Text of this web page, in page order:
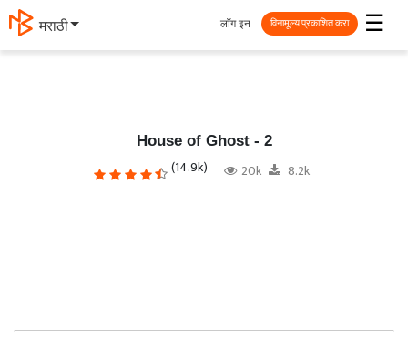
मराठी ☰
लॉग इन विनामूल्य प्रकाशित करा
House of Ghost - 2
(14.9k) 20k 8.2k